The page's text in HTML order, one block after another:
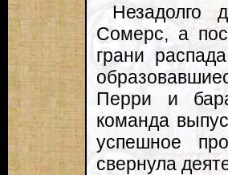
Незадолго
Сомерс, а
грани
Перри и
команда
успешное
свернула